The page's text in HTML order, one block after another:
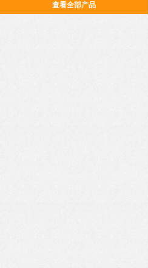
查看全部产品